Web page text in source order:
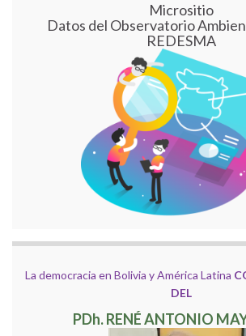
Micrositio
Datos del Observatorio
REDESMA
La democracia en Bolivia y América Latina
DEL
PDh. RENÉ ANTONIO